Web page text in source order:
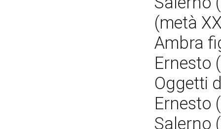
(metà
Ambra
Ernesto
Oggetti
Ernesto
Salerno